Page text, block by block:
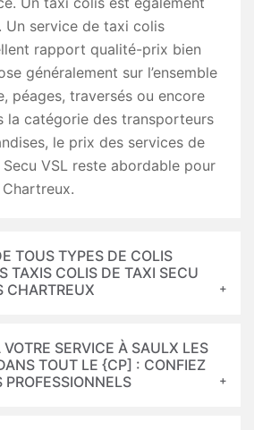
Un service de taxi colis
rapport qualité-prix bien
généralement sur l’ensemble
péages, traversés ou encore
la catégorie des transporteurs
le prix des services de
VSL reste abordable pour
TOUS TYPES DE COLIS
TAXIS COLIS DE TAXI SECU
CHARTREUX
SERVICE À SAULX LES
TOUT LE {CP] : CONFIEZ